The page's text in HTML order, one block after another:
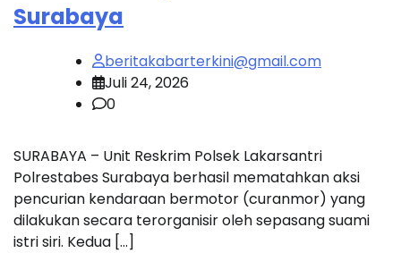
Surabaya
beritakabarterkini@gmail.com
Juli 24, 2026
0
SURABAYA – Unit Reskrim Polsek Lakarsantri
Polrestabes Surabaya berhasil mematahkan aksi
pencurian kendaraan bermotor (curanmor) yang
dilakukan secara terorganisir oleh sepasang suami
istri siri. Kedua […]